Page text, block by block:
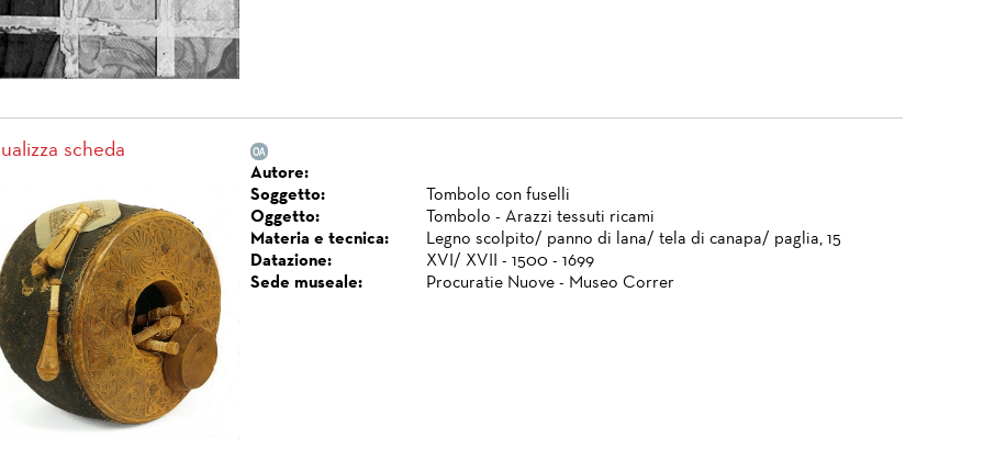
scheda
Autore:
Soggetto:
Tombolo con fuselli
Oggetto:
Tombolo - Arazzi tessuti ricami
Materia e tecnica:
Legno scolpito/ panno di lana/ tela di canapa/ paglia, 15
Datazione:
XVI/ XVII - 1500 - 1699
Sede museale:
Procuratie Nuove - Museo Correr